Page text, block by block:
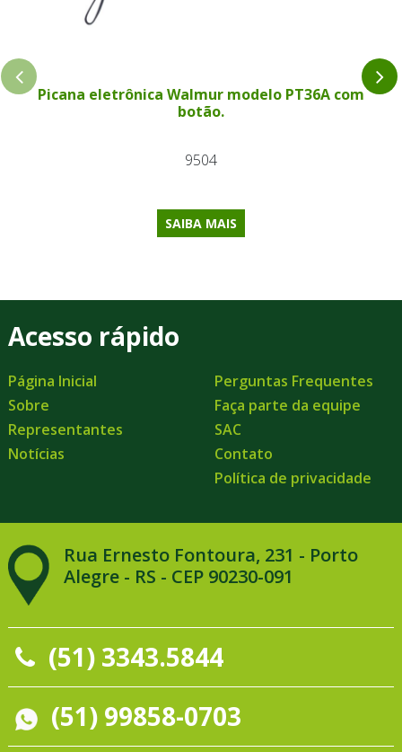
Picana eletrônica Walmur modelo PT36A com
botão.
9504
SAIBA MAIS
Acesso rápido
Página Inicial
Sobre
Representantes
Notícias
Perguntas Frequentes
Faça parte da equipe
SAC
Contato
Política de privacidade
Rua Ernesto Fontoura, 231 - Porto
Alegre - RS - CEP 90230-091
(51) 3343.5844
(51) 99858-0703